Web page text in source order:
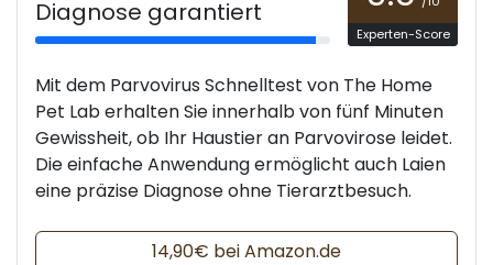
Diagnose garantiert
Experten-Score
Mit dem Parvovirus Schnelltest von The Home
Pet Lab erhalten Sie innerhalb von fünf Minuten
Gewissheit, ob Ihr Haustier an Parvovirose leidet.
Die einfache Anwendung ermöglicht auch Laien
eine präzise Diagnose ohne Tierarztbesuch.
14,90€ bei Amazon.de